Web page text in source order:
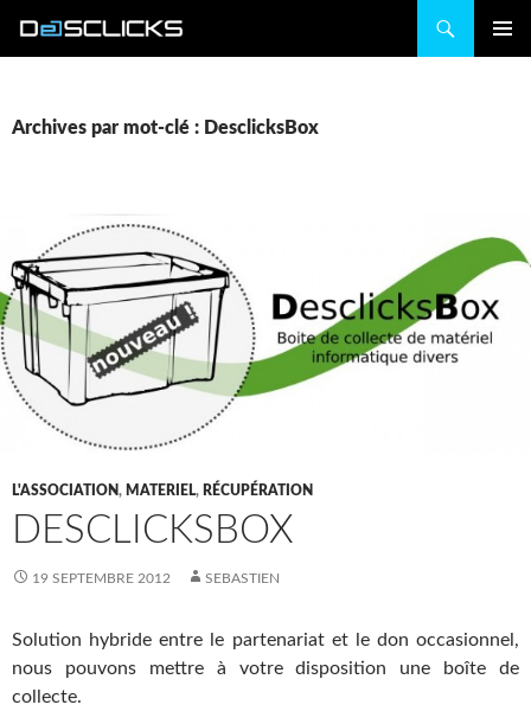
Archives par mot-clé : DesclicksBox
L'ASSOCIATION, MATERIEL, RÉCUPÉRATION
DESCLICKSBOX
19 SEPTEMBRE 2012 SEBASTIEN
Solution hybride entre le partenariat et le don occasionnel,
nous pouvons mettre à votre disposition une boîte de
collecte.